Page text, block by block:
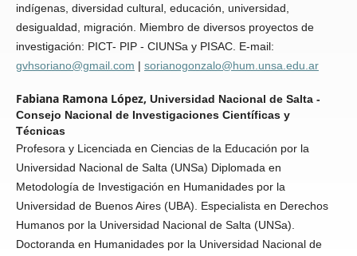
indígenas, diversidad cultural, educación, universidad,
desigualdad, migración. Miembro de diversos proyectos de
investigación: PICT- PIP - CIUNSa y PISAC. E-mail:
gvhsoriano@gmail.com | sorianogonzalo@hum.unsa.edu.ar
Fabiana Ramona López, Universidad Nacional de Salta -
Consejo Nacional de Investigaciones Científicas y
Técnicas
Profesora y Licenciada en Ciencias de la Educación por la
Universidad Nacional de Salta (UNSa) Diplomada en
Metodología de Investigación en Humanidades por la
Universidad de Buenos Aires (UBA). Especialista en Derechos
Humanos por la Universidad Nacional de Salta (UNSa).
Doctoranda en Humanidades por la Universidad Nacional de